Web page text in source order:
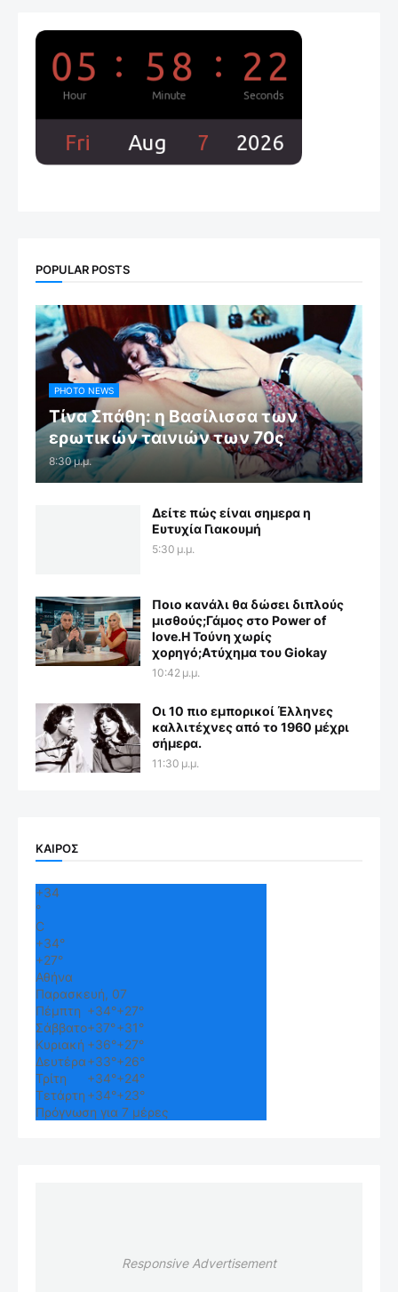
POPULAR POSTS
PHOTO NEWS
Τίνα Σπάθη: η Βασίλισσα των
ερωτικών ταινιών των 70ς
8:30 μ.μ.
Δείτε πώς είναι σημερα η
Ευτυχία Γιακουμή
5:30 μ.μ.
Ποιο κανάλι θα δώσει διπλούς
μισθούς;Γάμος στο Power of
love.Η Τούνη χωρίς
χορηγό;Aτύχημα του Giokay
10:42 μ.μ.
Οι 10 πιο εμπορικοί Έλληνες
καλλιτέχνες από το 1960 μέχρι
σήμερα.
11:30 μ.μ.
ΚΑΙΡΟΣ
+34
°
C
+34°
+27°
Αθήνα
Παρασκευή, 07
Πέμπτη +34°+27°
Σάββατο+37°+31°
Κυριακή +36°+27°
Δευτέρα+33°+26°
Τρίτη
+34°+24°
Τετάρτη +34°+23°
Πρόγνωση για 7 μέρες
Responsive Advertisement